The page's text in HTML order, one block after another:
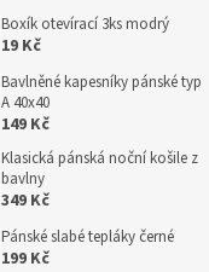
Boxík otevírací 3ks modrý
19 Kč
Bavlněné kapesníky pánské typ
A 40x40
149 Kč
Klasická pánská noční košile z
bavlny
349 Kč
Pánské slabé tepláky černé
199 Kč